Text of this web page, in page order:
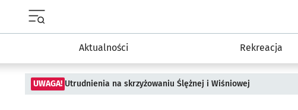
Aktualności Rekreacja
UWAGA! Utrudnienia na skrzyżowaniu Ślężnej i Wiśniowej